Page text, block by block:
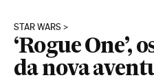
STAR WARS
‘Rogue One’,
da nova